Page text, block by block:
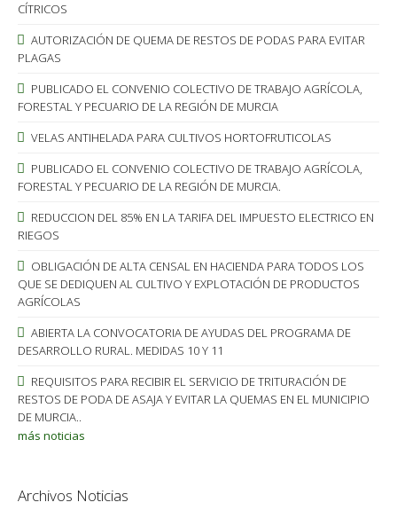
CÍTRICOS
AUTORIZACIÓN DE QUEMA DE RESTOS DE PODAS PARA EVITAR
PLAGAS
PUBLICADO EL CONVENIO COLECTIVO DE TRABAJO AGRÍCOLA,
FORESTAL Y PECUARIO DE LA REGIÓN DE MURCIA
VELAS ANTIHELADA PARA CULTIVOS HORTOFRUTICOLAS
PUBLICADO EL CONVENIO COLECTIVO DE TRABAJO AGRÍCOLA,
FORESTAL Y PECUARIO DE LA REGIÓN DE MURCIA.
REDUCCION DEL 85% EN LA TARIFA DEL IMPUESTO ELECTRICO EN
RIEGOS
OBLIGACIÓN DE ALTA CENSAL EN HACIENDA PARA TODOS LOS
QUE SE DEDIQUEN AL CULTIVO Y EXPLOTACIÓN DE PRODUCTOS
AGRÍCOLAS
ABIERTA LA CONVOCATORIA DE AYUDAS DEL PROGRAMA DE
DESARROLLO RURAL. MEDIDAS 10 Y 11
REQUISITOS PARA RECIBIR EL SERVICIO DE TRITURACIÓN DE
RESTOS DE PODA DE ASAJA Y EVITAR LA QUEMAS EN EL MUNICIPIO
DE MURCIA..
más noticias
Archivos Noticias